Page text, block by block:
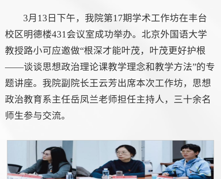
3月13日下午，我院第17期学术工作坊在丰台
校区明德楼431会议室成功举办。北京外国语大学
教授路小可应邀做“根深才能叶茂，叶茂更好护根
——谈谈思想政治理论课教学理念和教学方法”的专
题讲座。我院副院长王云芳出席本次工作坊，思想
政治教育系主任岳凤兰老师担任主持人，三十余名
师生参与交流。